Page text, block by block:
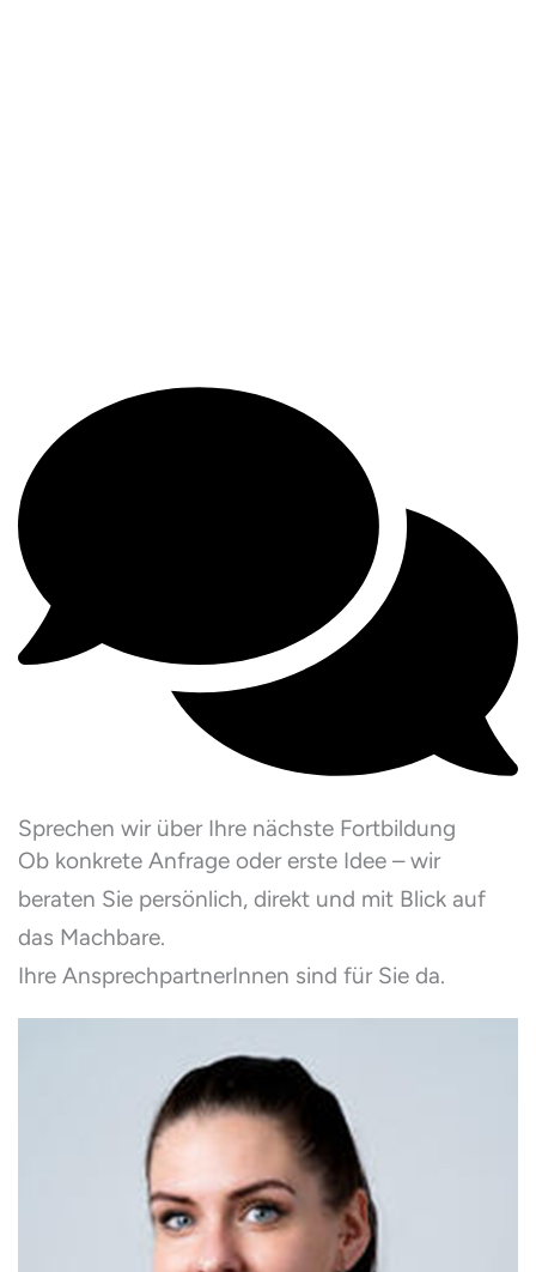
Sprechen wir über Ihre nächste Fortbildung
Ob konkrete Anfrage oder erste Idee – wir
beraten Sie persönlich, direkt und mit Blick auf
das Machbare.
Ihre AnsprechpartnerInnen sind für Sie da.